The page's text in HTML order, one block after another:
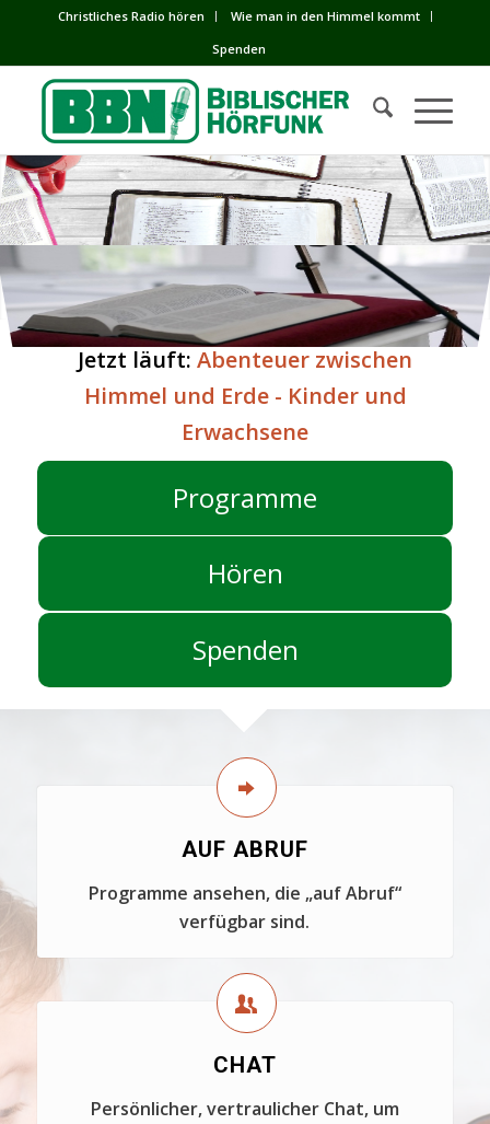
Сhristliches Radio hören
Wie man in den Himmel kommt
Spenden
Jetzt läuft: Abenteuer zwischen
Himmel und Erde - Kinder und
Erwachsene
Programme
Hören
Spenden
AUF ABRUF
Programme ansehen, die „auf Abruf“
verfügbar sind.
CHAT
Persönlicher, vertraulicher Chat, um